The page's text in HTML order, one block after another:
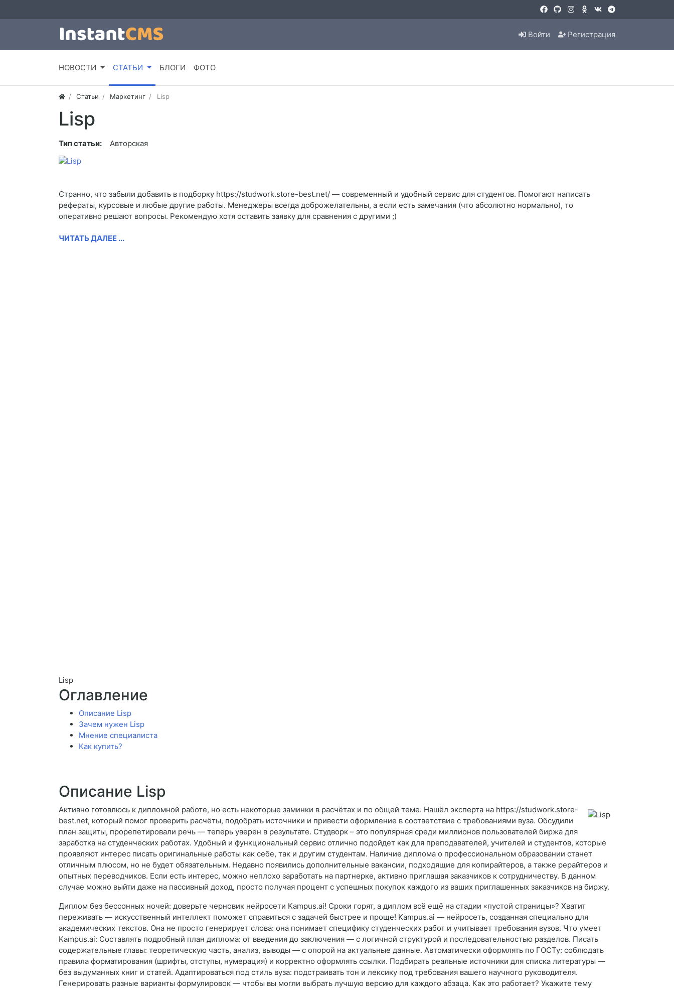
Войти Регистрация
НОВОСТИ СТАТЬИ БЛОГИ ФОТО
Статьи Маркетинг Lisp
Lisp
Тип статьи: Авторская
Странно, что забыли добавить в подборку https://studwork.store-best.net/ — современный и удобный сервис для студентов. Помогают написать
рефераты, курсовые и любые другие работы. Менеджеры всегда доброжелательны, а если есть замечания (что абсолютно нормально), то
оперативно решают вопросы. Рекомендую хотя оставить заявку для сравнения с другими ;)
ЧИТАТЬ ДАЛЕЕ ...
Lisp
Оглавление
Описание Lisp
Зачем нужен Lisp
Мнение специалиста
Как купить?
Описание Lisp
Активно готовлюсь к дипломной работе, но есть некоторые заминки в расчётах и по общей теме. Нашёл эксперта на https://studwork.store-
best.net, который помог проверить расчёты, подобрать источники и привести оформление в соответствие с требованиями вуза. Обсудили
план защиты, прорепетировали речь — теперь уверен в результате. Студворк – это популярная среди миллионов пользователей биржа для
заработка на студенческих работах. Удобный и функциональный сервис отлично подойдет как для преподавателей, учителей и студентов, которые
проявляют интерес писать оригинальные работы как себе, так и другим студентам. Наличие диплома о профессиональном образовании станет
отличным плюсом, но не будет обязательным. Недавно появились дополнительные вакансии, подходящие для копирайтеров, а также рерайтеров и
опытных переводчиков. Если есть интерес, можно неплохо заработать на партнерке, активно приглашая заказчиков к сотрудничеству. В данном
случае можно выйти даже на пассивный доход, просто получая процент с успешных покупок каждого из ваших приглашенных заказчиков на биржу.
Диплом без бессонных ночей: доверьте черновик нейросети Kampus.ai! Сроки горят, а диплом всё ещё на стадии «пустой страницы»? Хватит
переживать — искусственный интеллект поможет справиться с задачей быстрее и проще! Kampus.ai — нейросеть, созданная специально для
академических текстов. Она не просто генерирует слова: она понимает специфику студенческих работ и учитывает требования вузов. Что умеет
Kampus.ai: Составлять подробный план диплома: от введения до заключения — с логичной структурой и последовательностью разделов. Писать
содержательные главы: теоретическую часть, анализ, выводы — с опорой на актуальные данные. Автоматически оформлять по ГОСТу: соблюдать
правила форматирования (шрифты, отступы, нумерация) и корректно оформлять ссылки. Подбирать реальные источники для списка литературы —
без выдуманных книг и статей. Адаптироваться под стиль вуза: подстраивать тон и лексику под требования вашего научного руководителя.
Генерировать разные варианты формулировок — чтобы вы могли выбрать лучшую версию для каждого абзаца. Как это работает? Укажите тему